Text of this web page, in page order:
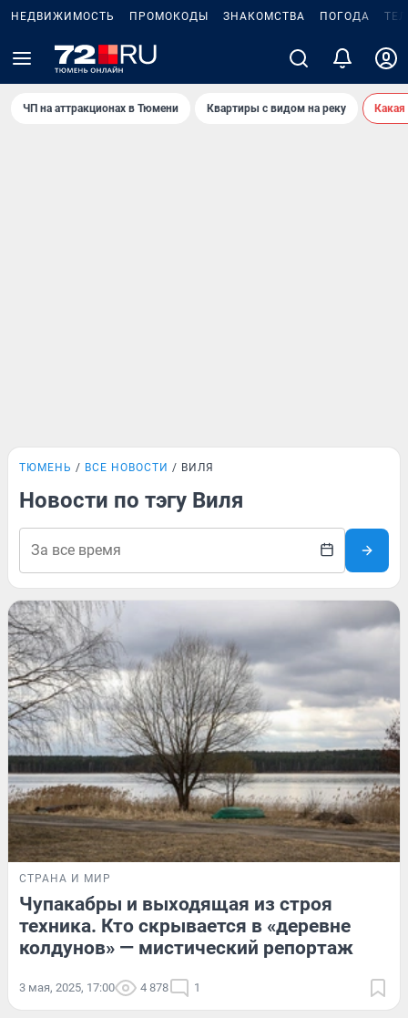
НЕДВИЖИМОСТЬ ПРОМОКОДЫ ЗНАКОМСТВА ПОГОДА
ЧП на аттракционах в Тюмени Квартиры с видом на реку
ТЮМЕНЬ ВСЕ НОВОСТИ ВИЛЯ
Новости по тэгу Виля
СТРАНА И МИР
Чупакабры и выходящая из строя
техника. Кто скрывается в «деревне
колдунов» — мистический репортаж
3 мая, 2025, 17:00 4 878 1